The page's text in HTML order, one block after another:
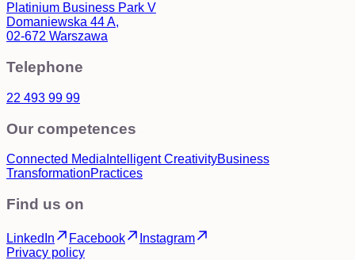
Platinium Business Park V
Domaniewska 44 A,
02-672 Warszawa
Telephone
22 493 99 99
Our competences
Connected Media Intelligent CreativityBusiness
TransformationPractices
Find us on
LinkedIn Facebook
Instagram
Privacy policy